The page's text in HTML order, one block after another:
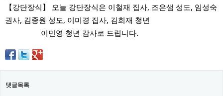
【강단장식】 오늘 강단장식은 이철재 집사, 조은샘 성도, 임성숙
권사, 김종원 성도, 이미경 집사, 김희재 청년
이민영 청년 감사로 드립니다.
댓글목록